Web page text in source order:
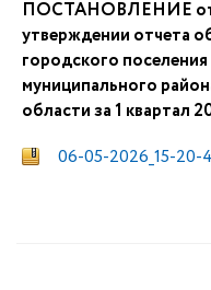
ПОСТАНОВЛЕНИЕ от
утверждении отчета
городского
муниципального
области за 1 квартал
06-05-2026_15-20-